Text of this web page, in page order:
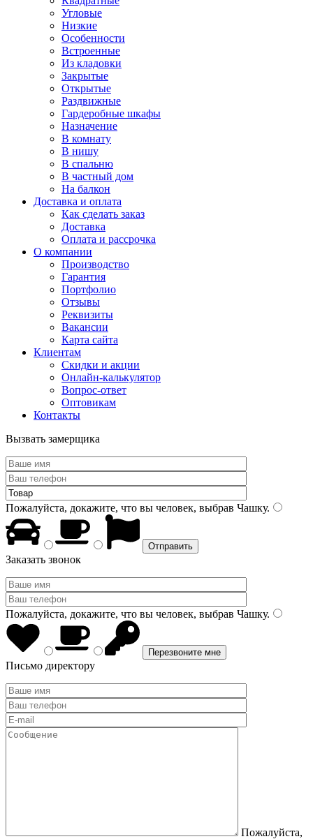
Угловые
Низкие
Особенности
Встроенные
Из кладовки
Закрытые
Открытые
Раздвижные
Гардеробные шкафы
Назначение
В комнату
В нишу
В спальню
В частный дом
На балкон
Доставка и оплата
Как сделать заказ
Доставка
Оплата и рассрочка
О компании
Производство
Гарантия
Портфолио
Отзывы
Реквизиты
Вакансии
Карта сайта
Клиентам
Скидки и акции
Онлайн-калькулятор
Вопрос-ответ
Оптовикам
Контакты
Вызвать замерщика
Пожалуйста, докажите, что вы человек, выбрав Чашку.
Заказать звонок
Пожалуйста, докажите, что вы человек, выбрав Чашку.
Письмо директору
Пожалуйста,